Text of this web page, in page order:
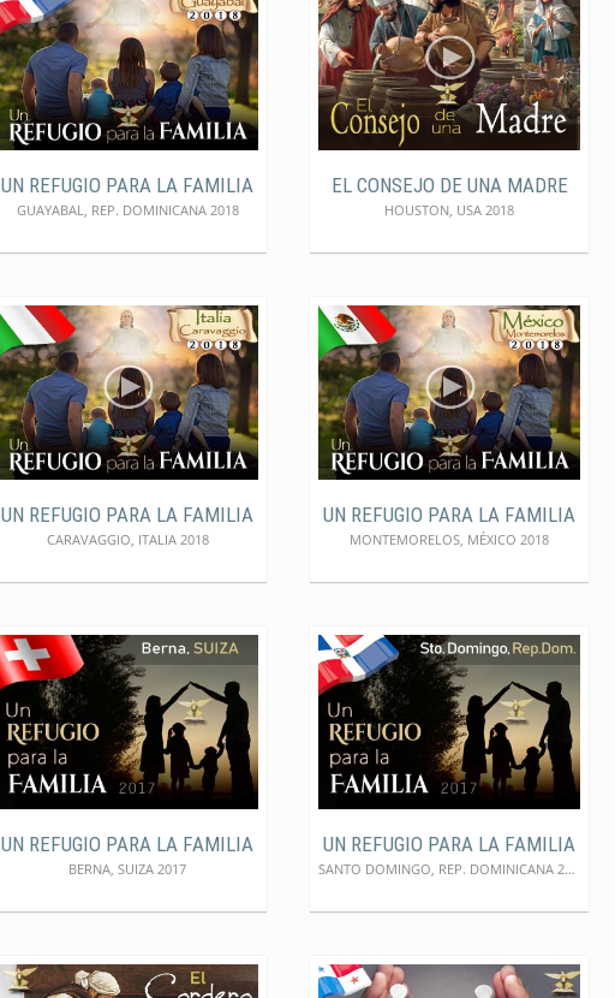
UN REFUGIO PARA LA FAMILIA
GUAYABAL, REP. DOMINICANA 2018
EL CONSEJO DE UNA MADRE
HOUSTON, USA 2018
UN REFUGIO PARA LA FAMILIA
CARAVAGGIO, ITALIA 2018
UN REFUGIO PARA LA FAMILIA
MONTEMORELOS, MÉXICO 2018
UN REFUGIO PARA LA FAMILIA
BERNA, SUIZA 2017
UN REFUGIO PARA LA FAMILIA
SANTO DOMINGO, REP. DOMINICANA 2017